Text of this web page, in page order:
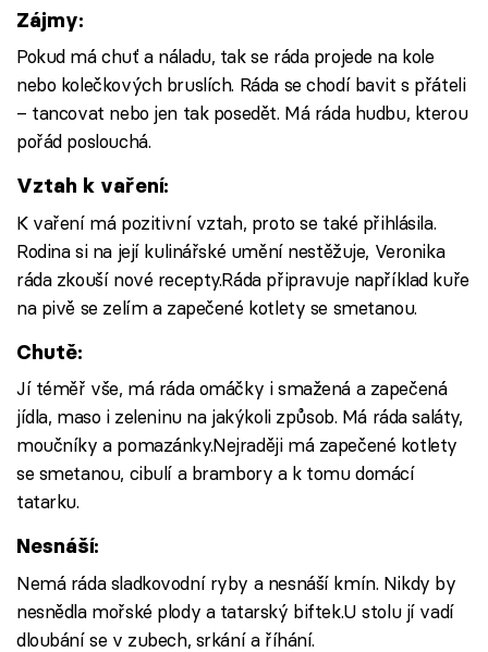
Zájmy:
Pokud má chuť a náladu, tak se ráda projede na kole
nebo kolečkových bruslích. Ráda se chodí bavit s přáteli
– tancovat nebo jen tak posedět. Má ráda hudbu, kterou
pořád poslouchá.
Vztah k vaření:
K vaření má pozitivní vztah, proto se také přihlásila.
Rodina si na její kulinářské umění nestěžuje, Veronika
ráda zkouší nové recepty.Ráda připravuje například kuře
na pivě se zelím a zapečené kotlety se smetanou.
Chutě:
Jí téměř vše, má ráda omáčky i smažená a zapečená
jídla, maso i zeleninu na jakýkoli způsob. Má ráda saláty,
moučníky a pomazánky.Nejraději má zapečené kotlety
se smetanou, cibulí a brambory a k tomu domácí
tatarku.
Nesnáší:
Nemá ráda sladkovodní ryby a nesnáší kmín. Nikdy by
nesnědla mořské plody a tatarský biftek.U stolu jí vadí
dloubání se v zubech, srkání a říhání.